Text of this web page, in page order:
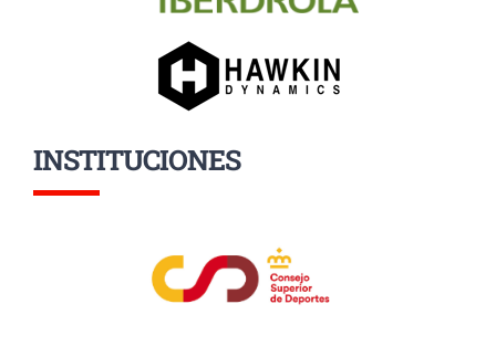
INSTITUCIONES